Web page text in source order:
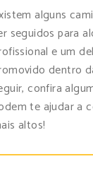
alguns
seguidos para
e um
dentro
confira
te ajudar a
altos!